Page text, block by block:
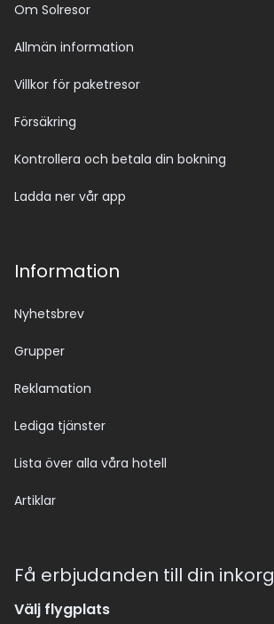
Om Solresor
Allmän information
Villkor för paketresor
Försäkring
Kontrollera och betala din bokning
Ladda ner vår app
Information
Nyhetsbrev
Grupper
Reklamation
Lediga tjänster
Lista över alla våra hotell
Artiklar
Få erbjudanden till din inkorg
Välj flygplats